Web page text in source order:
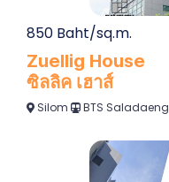
850 Baht/sq.m.
Zuellig House
ซิลลิค เฮาส์
Silom BTS Saladaeng